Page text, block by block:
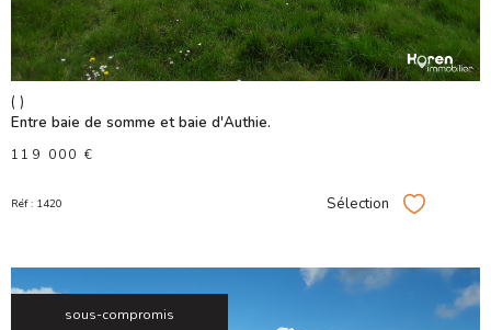
()
Entre baie de somme et baie d'Authie.
119 000 €
Réf : 1420 Sélection Sélectionner
sous-compromis